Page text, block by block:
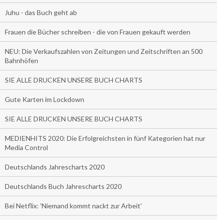
Juhu - das Buch geht ab
Frauen die Bücher schreiben - die von Frauen gekauft werden
NEU: Die Verkaufszahlen von Zeitungen und Zeitschriften an 500
Bahnhöfen
SIE ALLE DRUCKEN UNSERE BUCH CHARTS
Gute Karten im Lockdown
SIE ALLE DRUCKEN UNSERE BUCH CHARTS
MEDIENHITS 2020: Die Erfolgreichsten in fünf Kategorien hat nur
Media Control
Deutschlands Jahrescharts 2020
Deutschlands Buch Jahrescharts 2020
Bei Netflix: 'Niemand kommt nackt zur Arbeit'